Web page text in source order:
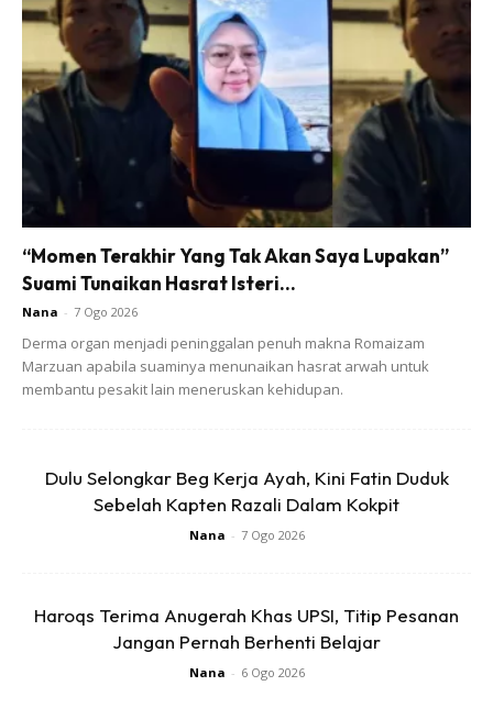
Sahaja aku solat sunat tarawih dua rakaat kerana Allah
Ta’ala
DIRIKAN SOLAT TARAWIH 2 RAKAAT
Ads
Rakaat pertama – Alfatihah dan surah pilihan
Rakaat kedua – Alfatihah dan surah pilihan
a) Rakaat pertama – Alfatihah dan surah pilihan
Rakaat kedua – Alfatihah dan surah pilihan
“Momen Terakhir Yang Tak Akan Saya Lupakan”
Suami Tunaikan Hasrat Isteri...
Nana - 7 Ogo 2026
Derma organ menjadi peninggalan penuh makna Romaizam
Marzuan apabila suaminya menunaikan hasrat arwah untuk
membantu pesakit lain meneruskan kehidupan.
Dulu Selongkar Beg Kerja Ayah, Kini Fatin Duduk
Sebelah Kapten Razali Dalam Kokpit
Nana - 7 Ogo 2026
Haroqs Terima Anugerah Khas UPSI, Titip Pesanan
Jangan Pernah Berhenti Belajar
Nana - 6 Ogo 2026